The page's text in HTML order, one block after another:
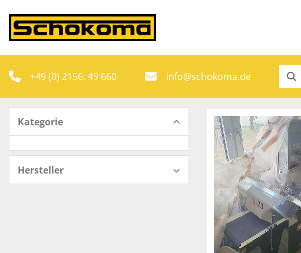
+49 (0) 2156. 49 660 info@schokoma.de
Kategorie
Hersteller